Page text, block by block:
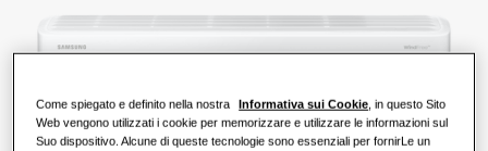
SOLUZIONI RESIDENZIALI
Cos’è una pompa di calore e come
Le nostre soluzioni
Soluzioni di climatizzazione
Prodotti
Come spiegato e definito nella nostra Informativa sui Cookie, in questo Sito
Web vengono utilizzati i cookie per memorizzare e utilizzare le informazioni sul
Suo dispositivo. Alcune di queste tecnologie sono essenziali per fornirLe un